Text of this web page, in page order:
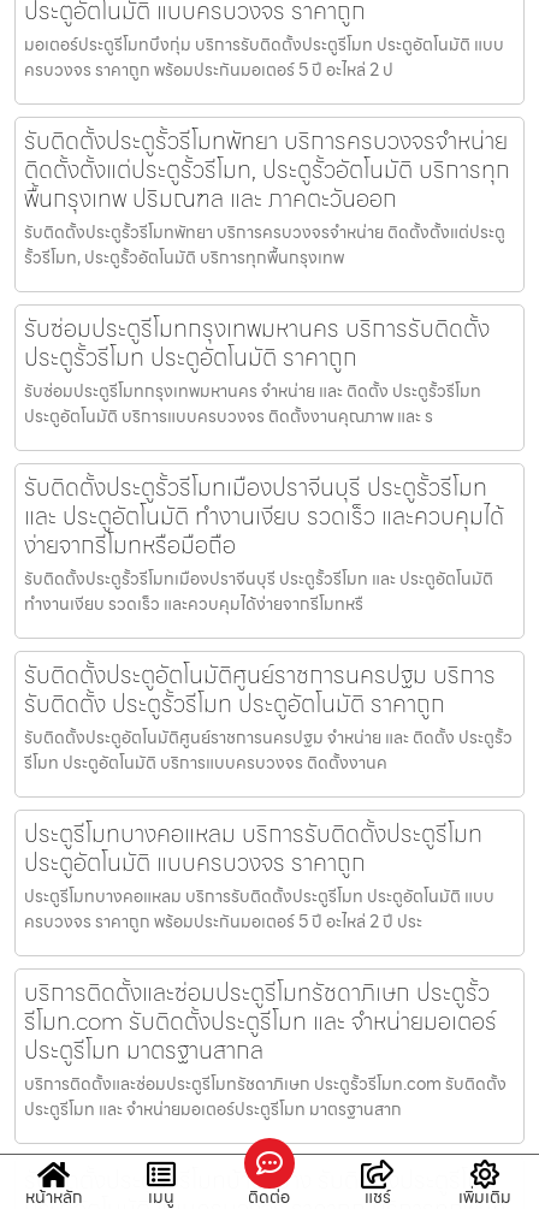
ประตูอัตโนมัติ แบบครบวงจร ราคาถูก
มอเตอร์ประตูรีโมทบึงกุ่ม บริการรับติดตั้งประตูรีโมท ประตูอัตโนมัติ แบบ
ครบวงจร ราคาถูก พร้อมประกันมอเตอร์ 5 ปี อะไหล่ 2 ป
รับติดตั้งประตูรั้วรีโมทพัทยา บริการครบวงจรจำหน่าย
ติดตั้งตั้งแต่ประตูรั้วรีโมท, ประตูรั้วอัตโนมัติ บริการทุก
พื้นกรุงเทพ ปริมณฑล และ ภาคตะวันออก
รับติดตั้งประตูรั้วรีโมทพัทยา บริการครบวงจรจำหน่าย ติดตั้งตั้งแต่ประตู
รั้วรีโมท, ประตูรั้วอัตโนมัติ บริการทุกพื้นกรุงเทพ
รับซ่อมประตูรีโมทกรุงเทพมหานคร บริการรับติดตั้ง
ประตูรั้วรีโมท ประตูอัตโนมัติ ราคาถูก
รับซ่อมประตูรีโมทกรุงเทพมหานคร จำหน่าย และ ติดตั้ง ประตูรั้วรีโมท
ประตูอัตโนมัติ บริการแบบครบวงจร ติดตั้งงานคุณภาพ และ ร
รับติดตั้งประตูรั้วรีโมทเมืองปราจีนบุรี ประตูรั้วรีโมท
และ ประตูอัตโนมัติ ทำงานเงียบ รวดเร็ว และควบคุมได้
ง่ายจากรีโมทหรือมือถือ
รับติดตั้งประตูรั้วรีโมทเมืองปราจีนบุรี ประตูรั้วรีโมท และ ประตูอัตโนมัติ
ทำงานเงียบ รวดเร็ว และควบคุมได้ง่ายจากรีโมทหรื
รับติดตั้งประตูอัตโนมัติศูนย์ราชการนครปฐม บริการ
รับติดตั้ง ประตูรั้วรีโมท ประตูอัตโนมัติ ราคาถูก
รับติดตั้งประตูอัตโนมัติศูนย์ราชการนครปฐม จำหน่าย และ ติดตั้ง ประตูรั้ว
รีโมท ประตูอัตโนมัติ บริการแบบครบวงจร ติดตั้งงานค
ประตูรีโมทบางคอแหลม บริการรับติดตั้งประตูรีโมท
ประตูอัตโนมัติ แบบครบวงจร ราคาถูก
ประตูรีโมทบางคอแหลม บริการรับติดตั้งประตูรีโมท ประตูอัตโนมัติ แบบ
ครบวงจร ราคาถูก พร้อมประกันมอเตอร์ 5 ปี อะไหล่ 2 ปี ประ
บริการติดตั้งและซ่อมประตูรีโมทรัชดาภิเษก ประตูรั้ว
รีโมท.com รับติดตั้งประตูรีโมท และ จำหน่ายมอเตอร์
ประตูรีโมท มาตรฐานสากล
บริการติดตั้งและซ่อมประตูรีโมทรัชดาภิเษก ประตูรั้วรีโมท.com รับติดตั้ง
ประตูรีโมท และ จำหน่ายมอเตอร์ประตูรีโมท มาตรฐานสาก
รับติดตั้งประตูรั้วรีโมทบ้านสร้าง รับติดตั้งประตูรีโมท
หน้าหลัก เมนู ติดต่อ แชร์ เพิ่มเติม